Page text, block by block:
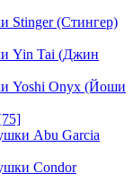
Stinger (Стингер)
Yin Tai (Джин
Yoshi Onyx (Йоши
Abu Garcia
Condor